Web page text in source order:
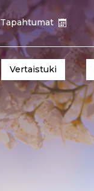
Tapahtumat
Vertaistuki